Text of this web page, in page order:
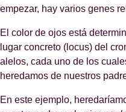
empezar, hay varios genes
El color de ojos está
lugar concreto (locus) del
alelos, cada uno de los
heredamos de nuestros
En este ejemplo,